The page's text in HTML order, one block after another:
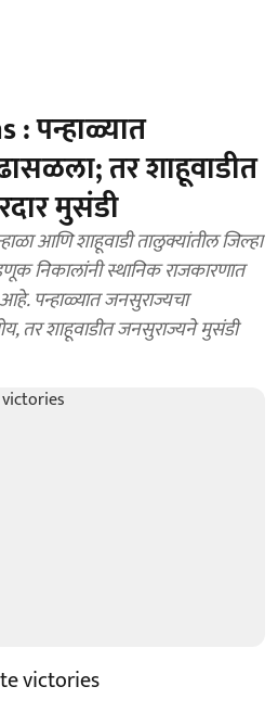
: पन्हाळ्यात
तर शाहूवाडीत
मुसंडी
आणि शाहूवाडी तालुक्यांतील जिल्हा
निकालांनी स्थानिक राजकारणात
पन्हाळ्यात जनसुराज्यचा
तर शाहूवाडीत जनसुराज्यने मुसंडी
victories